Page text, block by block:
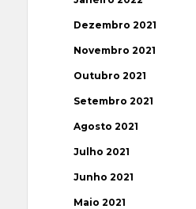
Dezembro 2021
Novembro 2021
Outubro 2021
Setembro 2021
Agosto 2021
Julho 2021
Junho 2021
Maio 2021